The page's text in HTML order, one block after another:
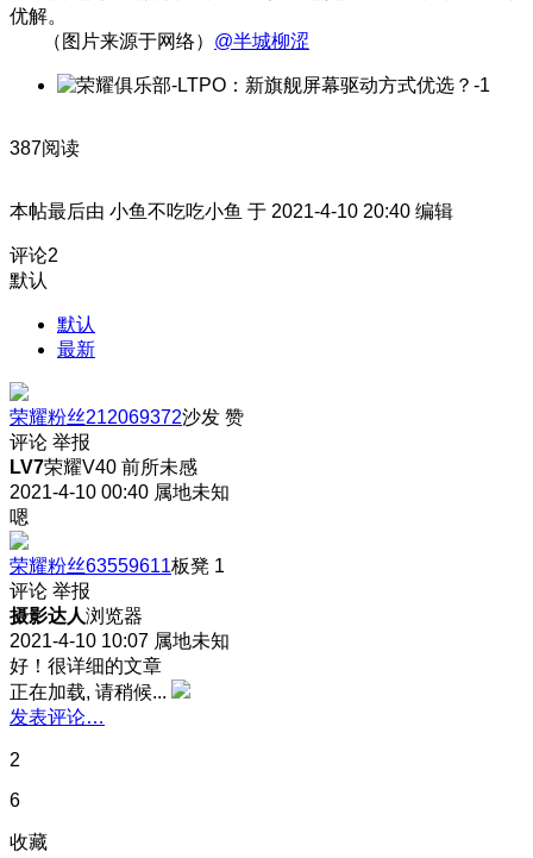
优解。
（图片来源于网络） @半城柳涩
387阅读
本帖最后由 小鱼不吃吃小鱼 于 2021-4-10 20:40 编辑
评论2
默认
默认
最新
荣耀粉丝212069372沙发 赞
评论 举报
LV7荣耀V40 前所未感
2021-4-10 00:40 属地未知
嗯
荣耀粉丝63559611板凳 1
评论 举报
摄影达人浏览器
2021-4-10 10:07 属地未知
好！很详细的文章
正在加载, 请稍候...
发表评论…
2
6
收藏